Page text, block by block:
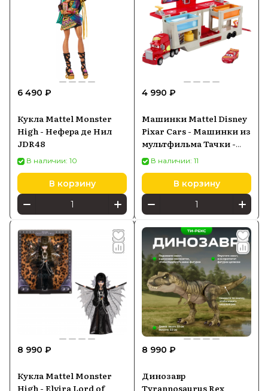
6 490 ₽
Кукла Mattel Monster
High - Нефера де Нил
JDR48
В наличии: 10
В корзину
4 990 ₽
Машинки Mattel Disney
Pixar Cars - Машинки из
мультфильма Тачки -
Мобильная
покрасочная
мастерская. Набор
смены цвета с
транспортером и
автомобиль Молния
МакКуин HPD82
В наличии: 11
В корзину
8 990 ₽
Кукла Mattel Monster
High - Elvira Lord of
8 990 ₽
Динозавр
Tyrannosaurus Rex